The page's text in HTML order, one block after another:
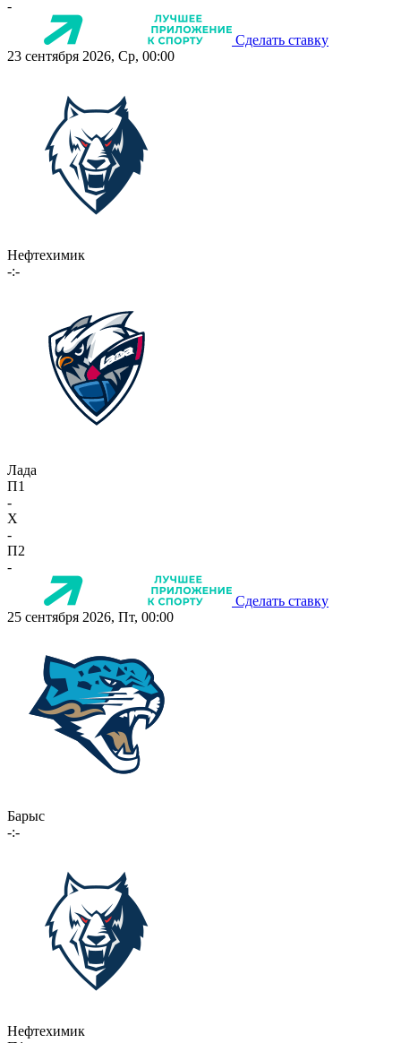
-
Сделать ставку
23 сентября 2026, Ср, 00:00
Нефтехимик
-:-
Лада
П1
-
X
-
П2
-
Сделать ставку
25 сентября 2026, Пт, 00:00
Барыс
-:-
Нефтехимик